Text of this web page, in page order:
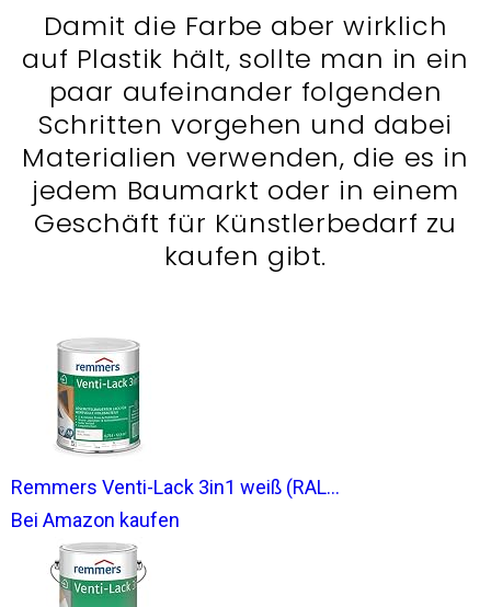
Damit die Farbe aber wirklich
auf Plastik hält, sollte man in ein
paar aufeinander folgenden
Schritten vorgehen und dabei
Materialien verwenden, die es in
jedem Baumarkt oder in einem
Geschäft für Künstlerbedarf zu
kaufen gibt.
Remmers Venti-Lack 3in1 weiß (RAL...
Bei Amazon kaufen